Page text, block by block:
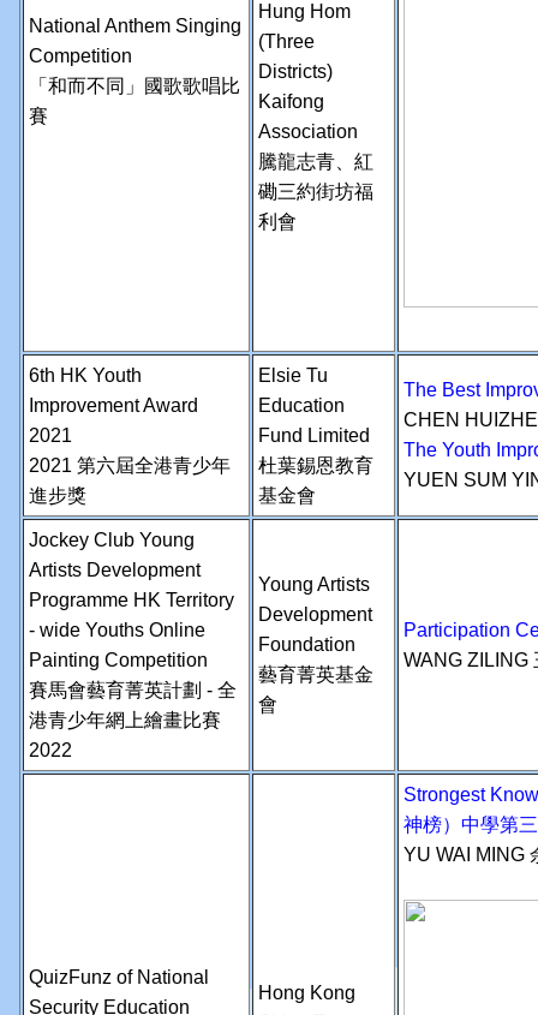
National Anthem Singing
Competition
「和而不同」國歌歌唱比
賽
Hung Hom
(Three
Districts)
Kaifong
Association
騰龍志青、 紅
磡三約街坊福
利會
6th HK Youth
Improvement Award
2021
2021 第六屆全港青少年
進步獎
Elsie Tu
Education
Fund Limited
杜葉錫恩教育
基金會
The Best
CHEN
The Youth
YUEN SUM
Jockey Club Young
Artists Development
Programme HK Territory
- wide Youths Online
Painting Competition
賽馬會藝育菁英計劃 - 全
港青少年網上繪畫比賽
2022
Young Artists
Development
Foundation
藝育菁英基金
會
Participation
WANG ZILING
QuizFunz of National
Security Education
Hong Kong
Strongest
神榜）中學第
YU WAI MING